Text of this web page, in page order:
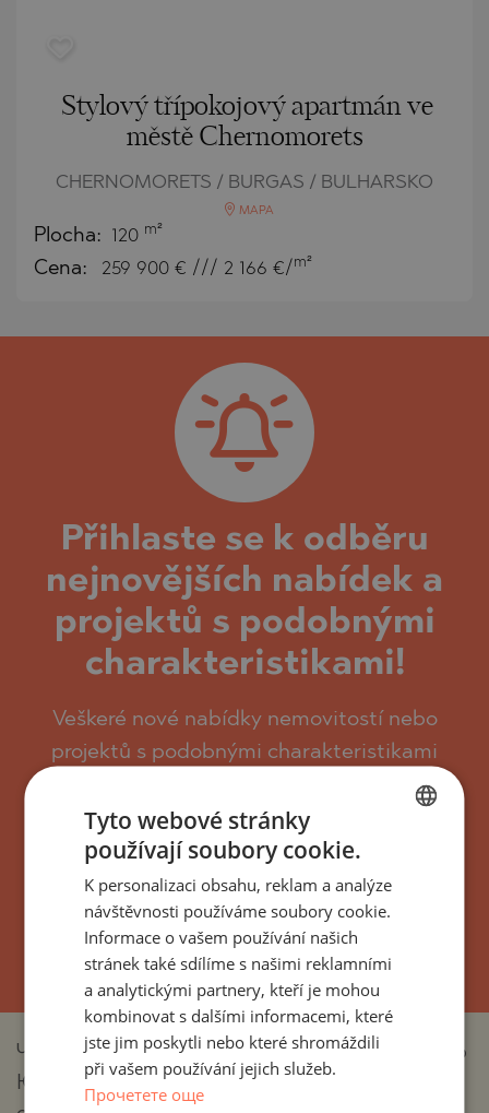
Stylový třípokojový apartmán ve
městě Chernomorets
CHERNOMORETS / BURGAS / BULHARSKO
MAPA
Plocha: 120 m²
Cena: 259 900 € /// 2 166 €/ m²
Přihlaste se k odběru
nejnovějších nabídek a
projektů s podobnými
charakteristikami!
Veškeré nové nabídky nemovitostí nebo
projektů s podobnými charakteristikami
Můžete se snadno odhlásit nebo upravit
požadovaná nastavení.
UPSAT
Черноморец е утвърдена премиум локация по
Южното Черноморие, предпочитана заради
BULGARIAN
ENGLISH
GERMAN
FRENCH
POLISH
Tyto webové stránky
používají soubory cookie.
K personalizaci obsahu, reklam a analýze
návštěvnosti používáme soubory cookie.
Informace o vašem používání našich
stránek také sdílíme s našimi reklamními
a analytickými partnery, kteří je mohou
kombinovat s dalšími informacemi, které
jste jim poskytli nebo které shromáždili
při vašem používání jejich služeb.
Прочетете още